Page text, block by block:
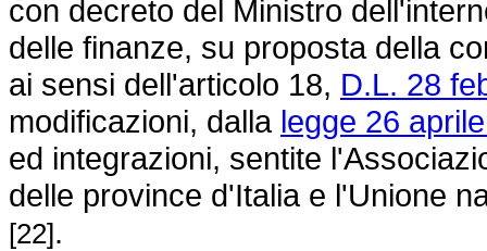
con decreto del Ministro
delle finanze, su proposta della
ai sensi dell'articolo 18, D.L. 28
modificazioni, dalla legge 26
ed integrazioni, sentite
delle province d'Italia e l'Unione
[22].